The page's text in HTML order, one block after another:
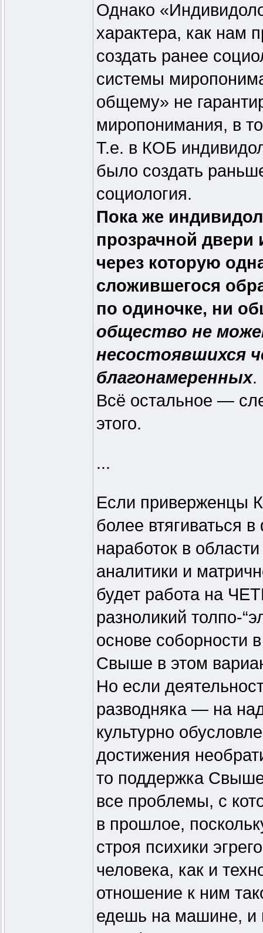
Однако
характера, как нам
создать ранее
системы
общему» не
миропонимания, в
Т.е. в КОБ
было создать
социология.
Пока же
прозрачной двери
через которую
сложившегося
по одиночке, ни
общество не
несостоявшихся
благонамеренных.
Всё остальное —
этого.
...
Если приверженцы
более втягиваться
наработок в
аналитики и
будет работа на
разноликий толпо-
основе соборности
Свыше в этом
Но если
разводняка — на
культурно
достижения
то поддержка Свыше
все проблемы, с
в прошлое,
строя психики
человека, как и
отношение к ним
едешь на машине, и